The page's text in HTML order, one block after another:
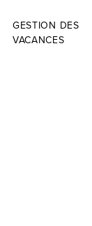
GESTION DES
VACANCES